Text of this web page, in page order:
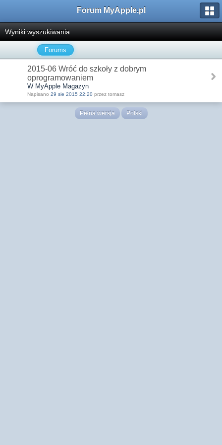
Forum MyApple.pl
Wyniki wyszukiwania
Forums
2015-06 Wróć do szkoły z dobrym
oprogramowaniem
W MyApple Magazyn
Napisano 29 sie 2015 22:20 przez tomasz
Pełna wersja Polski